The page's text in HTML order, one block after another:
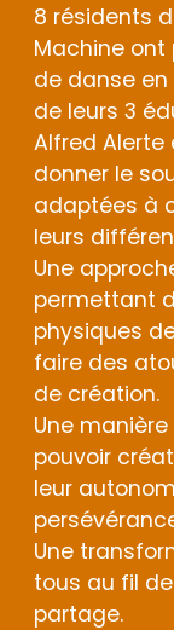
8 résidents
Machine
de danse
de leurs 3
Alfred Alerte
donner le
adaptées à
leurs
Une
permettant
physiques
faire des
de création.
Une
pouvoir
leur
Une
tous au fil
partage.